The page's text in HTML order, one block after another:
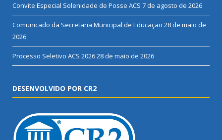
Convite Especial Solenidade de Posse ACS 7 de agosto de 2026
Comunicado da Secretaria Municipal de Educação 28 de maio de
2026
Processo Seletivo ACS 202628 de maio de 2026
DESENVOLVIDO POR CR2